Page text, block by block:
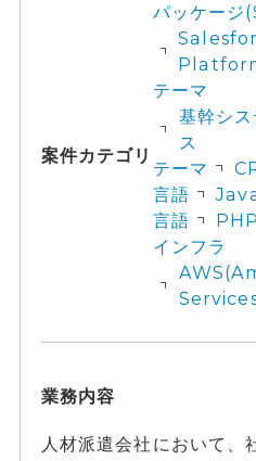
案件カテゴリ
パッケー
テーマ
基幹シ
ス
テーマ
言語
言語
PHP
インフラ
業務内容
人材派遣会社において、